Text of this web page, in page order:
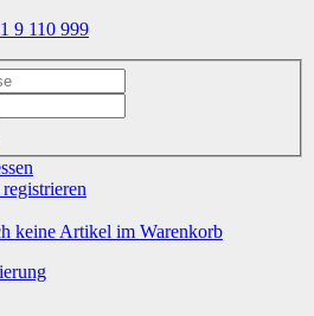
9 110 999
keine Artikel im Warenkorb